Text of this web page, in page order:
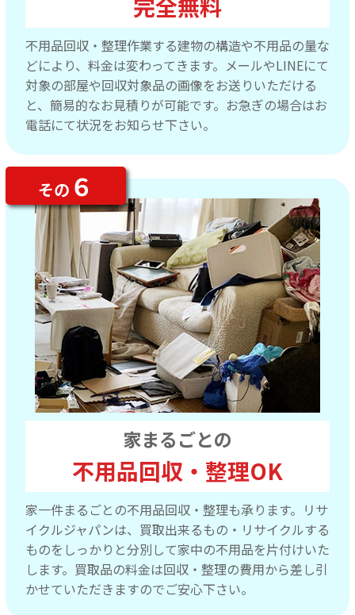
完全無料
不用品回収・整理作業する建物の構造や不用品の量な
どにより、料金は変わってきます。メールやLINEにて
対象の部屋や回収対象品の画像をお送りいただける
と、簡易的なお見積りが可能です。お急ぎの場合はお
電話にて状況をお知らせ下さい。
家まるごとの
不用品回収・整理OK
家一件まるごとの不用品回収・整理も承ります。リサ
イクルジャパンは、買取出来るもの・リサイクルする
ものをしっかりと分別して家中の不用品を片付けいた
します。買取品の料金は回収・整理の費用から差し引
かせていただきますのでご安心下さい。
その ６